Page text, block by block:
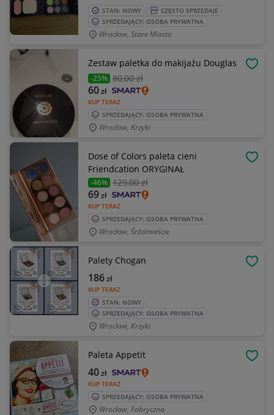
STAN: NOWY
CZĘSTO SPRZEDAJE
SPRZEDAJĄCY: OSOBA PRYWATNA
Wrocław, Stare Miasto
Zestaw paletka do makijażu Douglas
-25% 80,00 zł
KUP TERAZ
60zł
SPRZEDAJĄCY: OSOBA PRYWATNA
Wrocław, Krzyki
Dose of Colors paleta cieni
Friendcation ORYGINAŁ
-46% 129,00 zł
KUP TERAZ
69zł
SPRZEDAJĄCY: OSOBA PRYWATNA
Wrocław, Śródmieście
Palety Chogan
KUP TERAZ
186zł
STAN: NOWY
SPRZEDAJĄCY: OSOBA PRYWATNA
Wrocław, Krzyki
Paleta Appetit
KUP TERAZ
40zł
SPRZEDAJĄCY: OSOBA PRYWATNA
Wrocław, Fabryczna